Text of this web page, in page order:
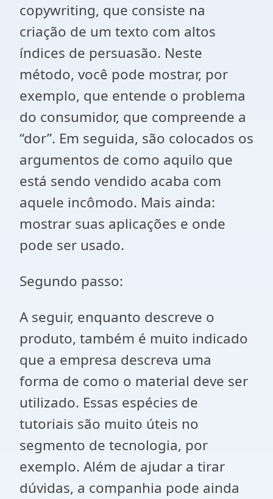
copywriting, que consiste na
criação de um texto com altos
índices de persuasão. Neste
método, você pode mostrar, por
exemplo, que entende o problema
do consumidor, que compreende a
“dor”. Em seguida, são colocados os
argumentos de como aquilo que
está sendo vendido acaba com
aquele incômodo. Mais ainda:
mostrar suas aplicações e onde
pode ser usado.
Segundo passo:
A seguir, enquanto descreve o
produto, também é muito indicado
que a empresa descreva uma
forma de como o material deve ser
utilizado. Essas espécies de
tutoriais são muito úteis no
segmento de tecnologia, por
exemplo. Além de ajudar a tirar
dúvidas, a companhia pode ainda